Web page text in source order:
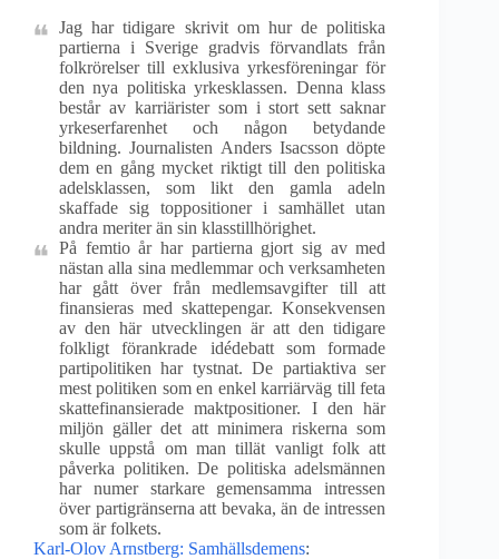
Jag har tidigare skrivit om hur de politiska
partierna i Sverige gradvis förvandlats från
folkrörelser till exklusiva yrkesföreningar för
den nya politiska yrkesklassen. Denna klass
består av karriärister som i stort sett saknar
yrkeserfarenhet och någon betydande
bildning. Journalisten Anders Isacsson döpte
dem en gång mycket riktigt till den politiska
adelsklassen, som likt den gamla adeln
skaffade sig toppositioner i samhället utan
andra meriter än sin klasstillhörighet.
På femtio år har partierna gjort sig av med
nästan alla sina medlemmar och verksamheten
har gått över från medlemsavgifter till att
finansieras med skattepengar. Konsekvensen
av den här utvecklingen är att den tidigare
folkligt förankrade idédebatt som formade
partipolitiken har tystnat. De partiaktiva ser
mest politiken som en enkel karriärväg till feta
skattefinansierade maktpositioner. I den här
miljön gäller det att minimera riskerna som
skulle uppstå om man tillät vanligt folk att
påverka politiken. De politiska adelsmännen
har numer starkare gemensamma intressen
över partigränserna att bevaka, än de intressen
som är folkets.
Karl-Olov Arnstberg: Samhällsdemens: